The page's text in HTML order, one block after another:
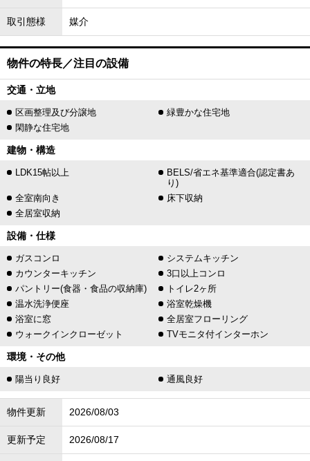
取引態様 媒介
物件の特長／注目の設備
交通・立地
区画整理及び分譲地
緑豊かな住宅地
閑静な住宅地
建物・構造
LDK15帖以上
BELS/省エネ基準適合(認定書あ
り)
全室南向き
床下収納
全居室収納
設備・仕様
ガスコンロ
システムキッチン
カウンターキッチン
3口以上コンロ
パントリー(食器・食品の収納庫)
トイレ2ヶ所
温水洗浄便座
浴室乾燥機
浴室に窓
全居室フローリング
ウォークインクローゼット
TVモニタ付インターホン
環境・その他
陽当り良好 通風良好
物件更新 2026/08/03
更新予定 2026/08/17